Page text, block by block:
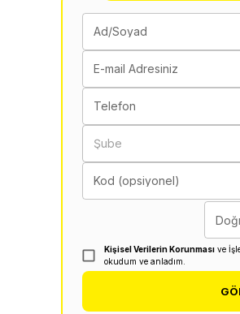
Ad/Soyad
E-mail Adresiniz
Telefon
Şube
Kod (opsiyonel)
Kişisel Verilerin Korunması ve
okudum ve anladım.